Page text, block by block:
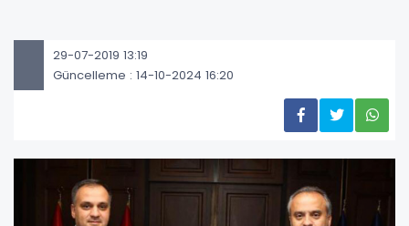
29-07-2019 13:19
Güncelleme : 14-10-2024 16:20